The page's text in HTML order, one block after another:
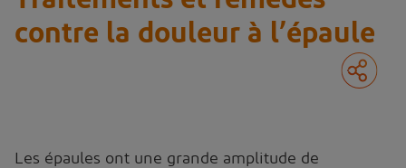
contre la douleur à l’épaule
Les épaules ont une grande amplitude de